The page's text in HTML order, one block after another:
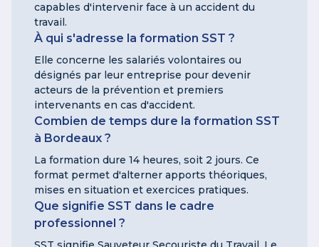
capables d'intervenir face à un accident du
travail.
À qui s'adresse la formation SST ?
Elle concerne les salariés volontaires ou
désignés par leur entreprise pour devenir
acteurs de la prévention et premiers
intervenants en cas d'accident.
Combien de temps dure la formation SST
à Bordeaux ?
La formation dure 14 heures, soit 2 jours. Ce
format permet d'alterner apports théoriques,
mises en situation et exercices pratiques.
Que signifie SST dans le cadre
professionnel ?